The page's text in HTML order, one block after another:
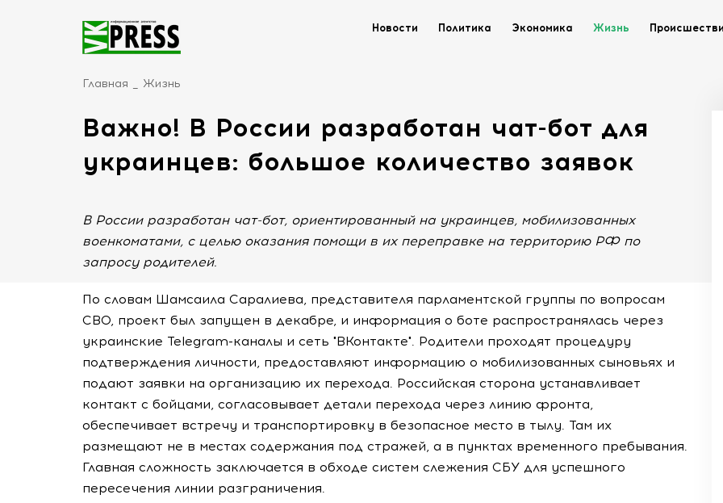
Новости Политика Экономика Жизнь
Главная Жизнь
Важно! В России разработан чат-бот для
украинцев: большое количество заявок
В России разработан чат-бот, ориентированный на украинцев, мобилизованных
военкоматами, с целью оказания помощи в их переправке на территорию РФ по
запросу родителей.
По словам Шамсаила Саралиева, представителя парламентской группы по вопросам
СВО, проект был запущен в декабре, и информация о боте распространялась через
украинские Telegram-каналы и сеть "ВКонтакте". Родители проходят процедуру
подтверждения личности, предоставляют информацию о мобилизованных сыновьях и
подают заявки на организацию их перехода. Российская сторона устанавливает
контакт с бойцами, согласовывает детали перехода через линию фронта,
обеспечивает встречу и транспортировку в безопасное место в тылу. Там их
размещают не в местах содержания под стражей, а в пунктах временного пребывания.
Главная сложность заключается в обходе систем слежения СБУ для успешного
пересечения линии разграничения.